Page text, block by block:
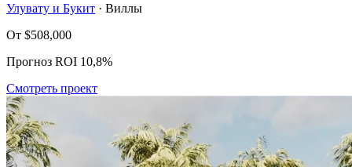
Улувату и Букит · Виллы
От $508,000
Прогноз ROI 10,8%
Смотреть проект